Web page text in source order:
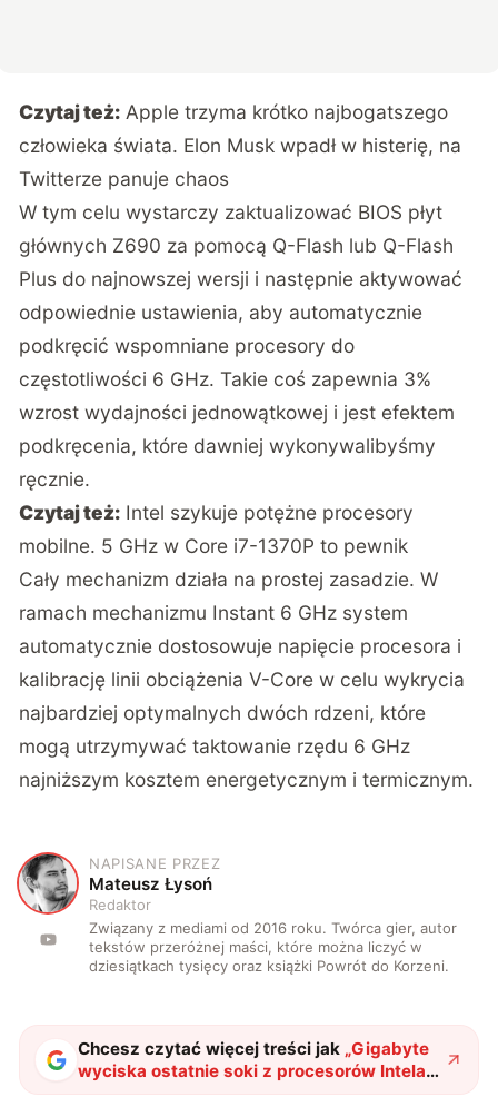
Czytaj też: Apple trzyma krótko najbogatszego
człowieka świata. Elon Musk wpadł w histerię, na
Twitterze panuje chaos
W tym celu wystarczy zaktualizować BIOS płyt
głównych Z690 za pomocą Q-Flash lub Q-Flash
Plus do najnowszej wersji i następnie aktywować
odpowiednie ustawienia, aby automatycznie
podkręcić wspomniane procesory do
częstotliwości 6 GHz. Takie coś zapewnia 3%
wzrost wydajności jednowątkowej i jest efektem
podkręcenia, które dawniej wykonywalibyśmy
ręcznie.
Czytaj też: Intel szykuje potężne procesory
mobilne. 5 GHz w Core i7-1370P to pewnik
Cały mechanizm działa na prostej zasadzie. W
ramach mechanizmu Instant 6 GHz system
automatycznie dostosowuje napięcie procesora i
kalibrację linii obciążenia V-Core w celu wykrycia
najbardziej optymalnych dwóch rdzeni, które
mogą utrzymywać taktowanie rzędu 6 GHz
najniższym kosztem energetycznym i termicznym.
M
NAPISANE PRZEZ
Mateusz Łysoń
Redaktor
Związany z mediami od 2016 roku. Twórca gier, autor
tekstów przeróżnej maści, które można liczyć w
dziesiątkach tysięcy oraz książki Powrót do Korzeni.
Chcesz czytać więcej treści jak „Gigabyte
wyciska ostatnie soki z procesorów Intela.
Darmowa wydajność jest na wyciągnięcie